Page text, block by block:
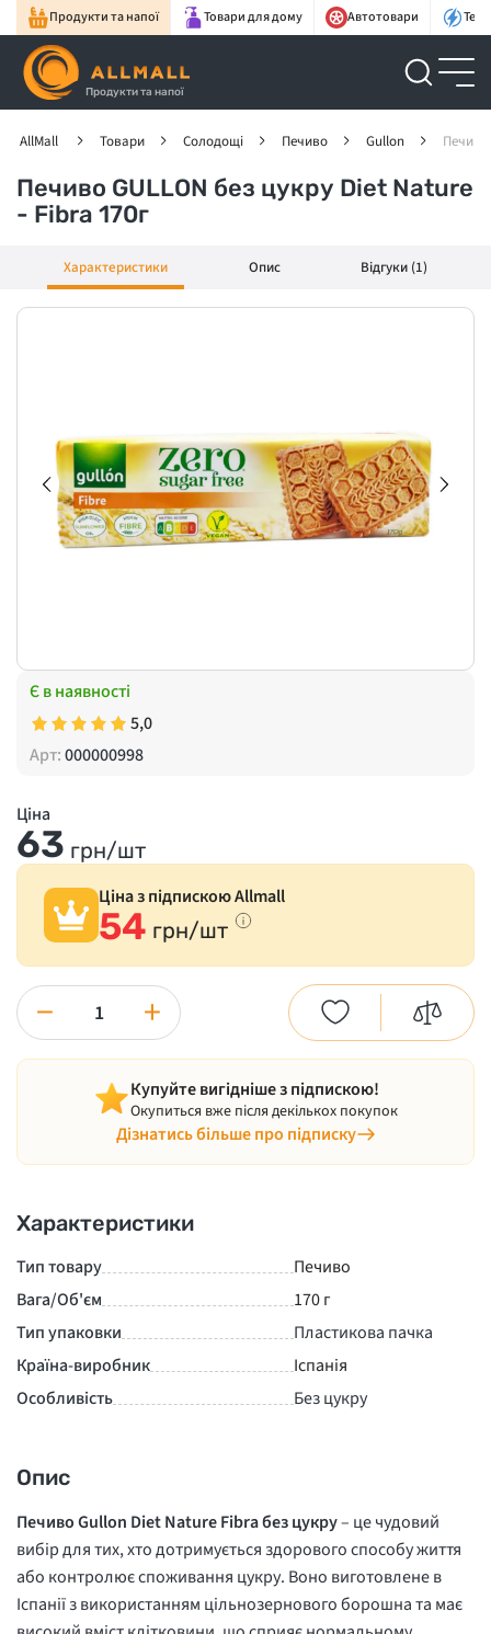
Продукти та напої Товари для дому Автотовари
Продукти та напої
AllMall Товари Солодощі Печиво Gullon Печиво
Печиво GULLON без цукру Diet Nature
- Fibra 170г
Характеристики Опис Відгуки (1)
Є в наявності
5,0
Арт:000000998
Ціна
63 грн/шт
Ціна з підпискою Allmall
54 грн/шт
− +
Купуйте вигідніше з підпискою!
Окупиться вже після декількох покупок
Дізнатись більше про підписку
Характеристики
Тип товару
Печиво
Вага/Об'єм
170 г
Тип упаковки
Пластикова пачка
Країна-виробник
Іспанія
Особливість
Без цукру
Опис
Печиво Gullon Diet Nature Fibra без цукру– це чудовий
вибір для тих, хто дотримується здорового способу життя
або контролює споживання цукру. Воно виготовлене в
Іспанії з використанням цільнозернового борошна та має